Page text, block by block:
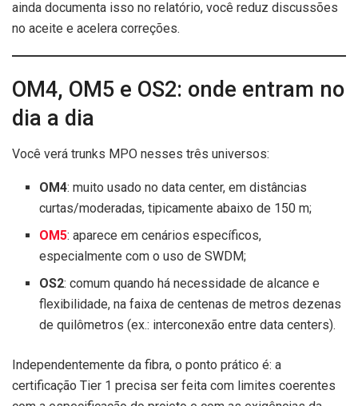
ainda documenta isso no relatório, você reduz discussões
no aceite e acelera correções.
OM4, OM5 e OS2: onde entram no
dia a dia
Você verá trunks MPO nesses três universos:
OM4: muito usado no data center, em distâncias
curtas/moderadas, tipicamente abaixo de 150 m;
OM5: aparece em cenários específicos,
especialmente com o uso de SWDM;
OS2: comum quando há necessidade de alcance e
flexibilidade, na faixa de centenas de metros dezenas
de quilômetros (ex.: interconexão entre data centers).
Independentemente da fibra, o ponto prático é: a
certificação Tier 1 precisa ser feita com limites coerentes